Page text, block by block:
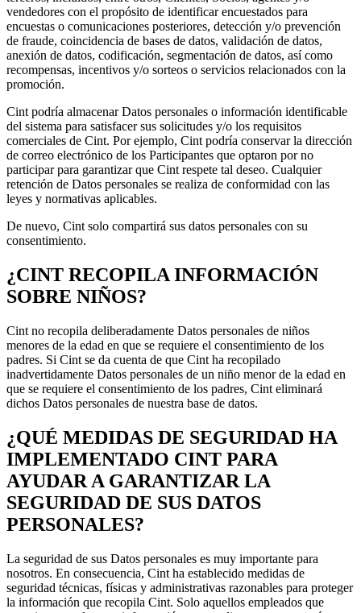
vendedores con el propósito de identificar encuestados para
encuestas o comunicaciones posteriores, detección y/o prevención
de fraude, coincidencia de bases de datos, validación de datos,
anexión de datos, codificación, segmentación de datos, así como
recompensas, incentivos y/o sorteos o servicios relacionados con la
promoción.
Cint podría almacenar Datos personales o información identificable
del sistema para satisfacer sus solicitudes y/o los requisitos
comerciales de Cint. Por ejemplo, Cint podría conservar la dirección
de correo electrónico de los Participantes que optaron por no
participar para garantizar que Cint respete tal deseo. Cualquier
retención de Datos personales se realiza de conformidad con las
leyes y normativas aplicables.
De nuevo, Cint solo compartirá sus datos personales con su
consentimiento.
¿CINT RECOPILA INFORMACIÓN
SOBRE NIÑOS?
Cint no recopila deliberadamente Datos personales de niños
menores de la edad en que se requiere el consentimiento de los
padres. Si Cint se da cuenta de que Cint ha recopilado
inadvertidamente Datos personales de un niño menor de la edad en
que se requiere el consentimiento de los padres, Cint eliminará
dichos Datos personales de nuestra base de datos.
¿QUÉ MEDIDAS DE SEGURIDAD HA
IMPLEMENTADO CINT PARA
AYUDAR A GARANTIZAR LA
SEGURIDAD DE SUS DATOS
PERSONALES?
La seguridad de sus Datos personales es muy importante para
nosotros. En consecuencia, Cint ha establecido medidas de
seguridad técnicas, físicas y administrativas razonables para proteger
la información que recopila Cint. Solo aquellos empleados que